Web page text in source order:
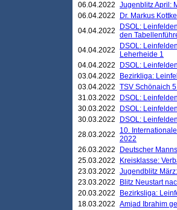
06.04.2022 Jugenblitz April:
06.04.2022
Dr. Markus
04.04.2022
DSOL:
den
04.04.2022
DSOL:
Leherheide 1
04.04.2022
DSOL:
03.04.2022
Bezirkliga:
03.04.2022 TSV Schönaich
31.03.2022
DSOL:
30.03.2022
DSOL:
30.03.2022
DSOL:
28.03.2022
10.
2022
26.03.2022
Deutscher
25.03.2022
Kreisklasse:
23.03.2022 Jugendblitz
23.03.2022
Blitz Neustart
20.03.2022
Bezirksliga:
18.03.2022 Amjad Ibrahim